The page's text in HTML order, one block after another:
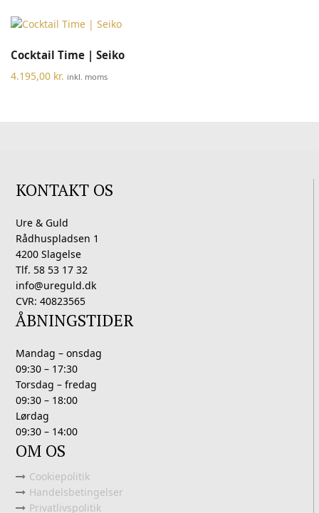
Cocktail Time | Seiko
4.195,00 kr. inkl. moms
KONTAKT OS
Ure & Guld
Rådhuspladsen 1
4200 Slagelse
Tlf. 58 53 17 32
info@ureguld.dk
CVR: 40823565
ÅBNINGSTIDER
Mandag – onsdag
09:30 – 17:30
Torsdag – fredag
09:30 – 18:00
Lørdag
09:30 – 14:00
OM OS
Cookiepolitik
Handelsbetingelser
Privatlivspolitik